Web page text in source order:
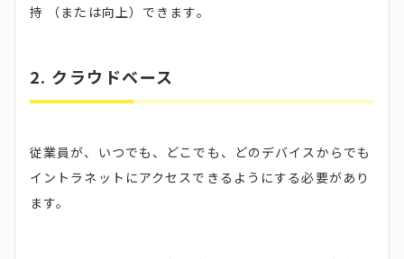
持 （または向上）できます。
2. クラウドベース
従業員が、いつでも、どこでも、どのデバイスからでも
イントラネットにアクセスできるようにする必要があり
ます。